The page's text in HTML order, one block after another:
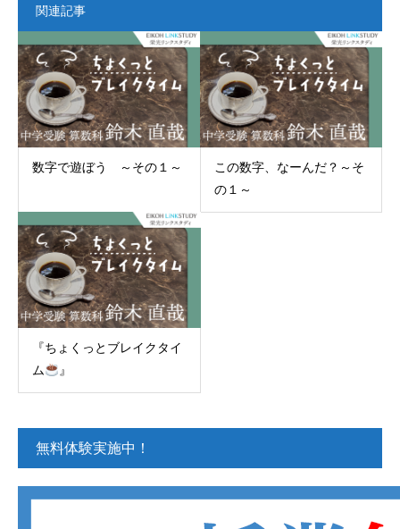
関連記事
数字で遊ぼう ～その１～
この数字、なーんだ？～そ
の１～
『ちょくっとブレイクタイ
ム
』
無料体験実施中！